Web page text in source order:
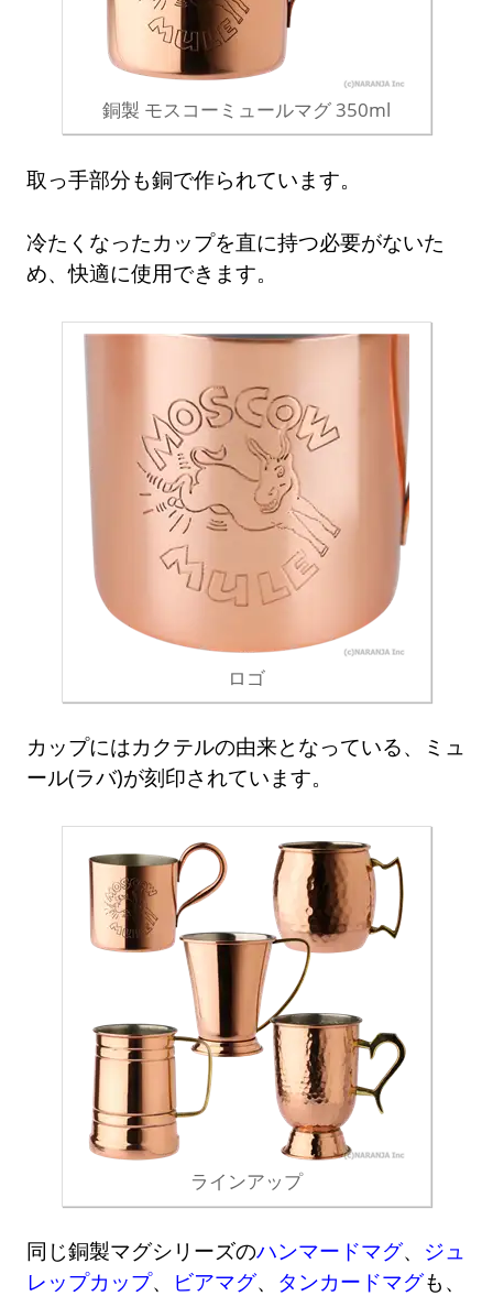
銅製 モスコーミュールマグ 350ml
取っ手部分も銅で作られています。
冷たくなったカップを直に持つ必要がないた
め、快適に使用できます。
ロゴ
カップにはカクテルの由来となっている、ミュ
ール(ラバ)が刻印されています。
ラインアップ
同じ銅製マグシリーズのハンマードマグ、 ジュ
レップカップ、 ビアマグ、 タンカードマグも、